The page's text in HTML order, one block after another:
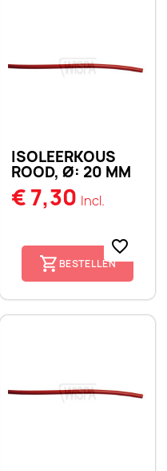
ISOLEERKOUS
ROOD, Ø: 20 MM
€ 7,30 Incl.
BESTELLEN
favorite_border